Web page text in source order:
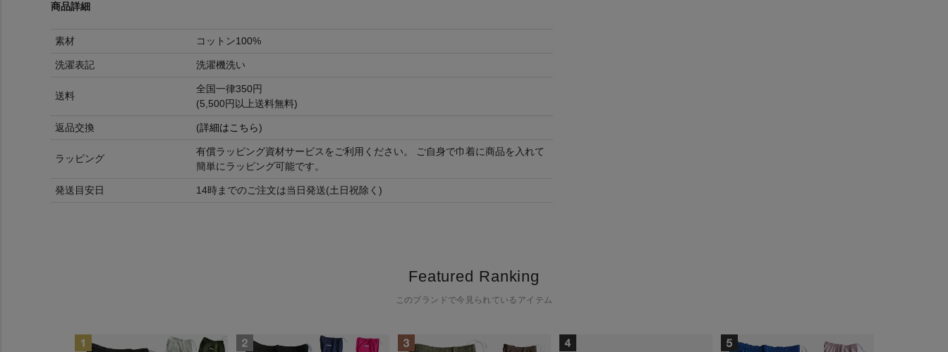
商品詳細
素材 コットン100%
洗濯表記 洗濯機洗い
送料
全国一律350円
(5,500円以上送料無料)
返品交換 (詳細はこちら)
ラッピング
有償ラッピング資材サービスをご利用ください。 ご自身で巾着に商品を入れて
簡単にラッピング可能です。
発送目安日 14時までのご注文は当日発送(土日祝除く)
Featured Ranking
このブランドで今見られているアイテム